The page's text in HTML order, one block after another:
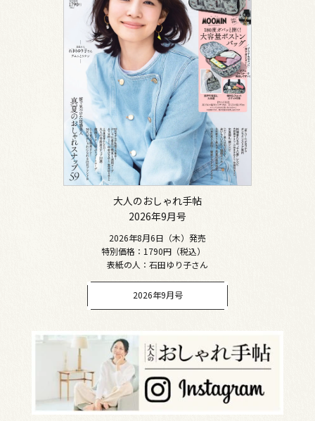
大人のおしゃれ手帖
2026年9月号
2026年8月6日（木）発売
特別価格：1790円（税込）
表紙の人：石田ゆり子さん
2026年9月号